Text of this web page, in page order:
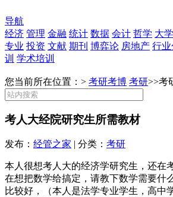
导航
经济 管理 金融 统计 数据 会计 哲学 大学
专业 投资 文献 期刊 博弈论 房地产 行
训 学术培训
您当前所在位置：> 考研考博 考研>>考
考人大经院研究生所需教材
发布： 经管之家 | 分类： 考研
本人很想考人大的经济学研究生，还在
在想把数学给搞定，请教下数学需要什
比较好，（本人是法学专业学生，高中